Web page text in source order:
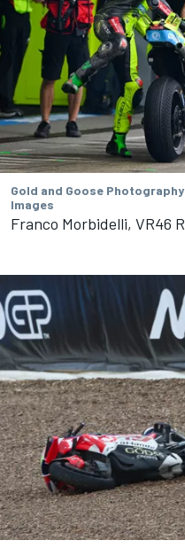
Gold and Goose
Images
Franco Morbidelli, VR46